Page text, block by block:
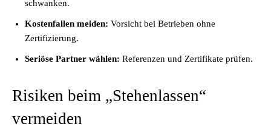
schwanken.
Kostenfallen meiden: Vorsicht bei Betrieben ohne
Zertifizierung.
Seriöse Partner wählen: Referenzen und Zertifikate prüfen.
Risiken beim „Stehenlassen“
vermeiden